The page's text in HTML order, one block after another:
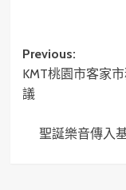
Post
Previous:
KMT桃園市客家
議
聖誕樂音傳入